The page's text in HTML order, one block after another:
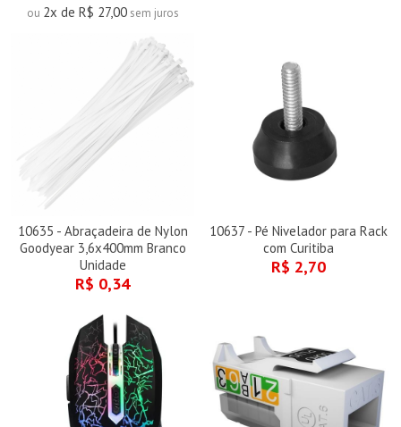
ou 2x de R$ 27,00sem juros
10635 - Abraçadeira de Nylon
Goodyear 3,6x400mm Branco
Unidade
R$ 0,34
10637 - Pé Nivelador para Rack
com Curitiba
R$ 2,70